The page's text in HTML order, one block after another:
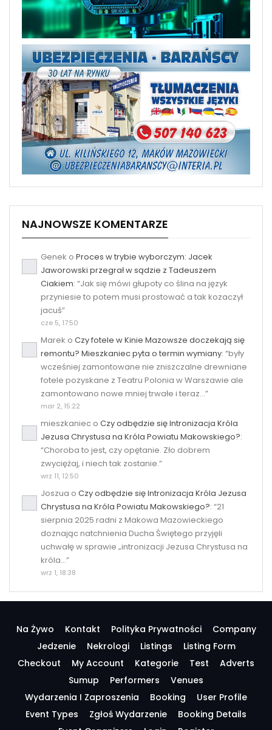
NAJNOWSZE KOMENTARZE
Genek o Proces w trybie wyborczym: Jacek
Jaworowski przegrał w sądzie z Tadeuszem
Ciakiem: “Jak się mówi głupoty co ślina na język
przyniesie to potem musi prostować a tak kozaczył
jacuś”
cze 5, 17:50
Marek o Czy fotele w Kinie Mazowsze doczekają się
remontu? Mieszkaniec pyta o termin wymiany: “były
wcześniej zamontowane nie zniszczalne drewniane
fotele pozyskane z Teatru Polonia w Warszawie ale
zamontowano nowe mniej trwałe i teraz…”
mar 2, 15:22
mieszkaniec o Czy odbędzie się Intronizacja Króla
Jezusa Chrystusa na Króla Powiatu Makowskiego?:
“Choroba to jest, czy opętanie. Zło dobrem
zwyciężaj, i niech tak zostanie.”
wrz 11, 12:50
Joszua o Czy odbędzie się Intronizacja Króla Jezusa
Chrystusa na Króla Powiatu Makowskiego?: “21
sierpnia 2025 radni z Makowa Mazowieckiego
doznając natchnienia Ducha Świętego przyjęli
uchwałę w sprawie „intronizacji Jezusa Chrystusa na
króla…”
wrz 1, 18:38
Na Żywo Kontakt Polityka Prywatności
Company
Jedzenie
Nekrologi Listings
Listing Form
Checkout
My Account Kategorie Test
Adverts
Sumup
Performers
Venues
Wydarzenia I Zaproszenia
Booking
User Profile
Event Types
Zgłoś Wydarzenie
Booking Details